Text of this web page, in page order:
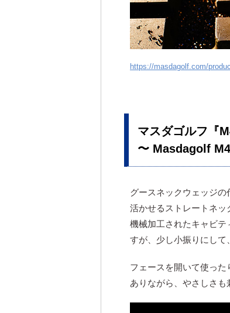
https://masdagolf.com/
マスダゴルフ『
〜 Masdagolf
グースネックウェッジ
活かせるストレートネッ
機械加工されたキャビ
すが、少し小振りにして
フェースを開いて使っ
ありながら、やさしさも